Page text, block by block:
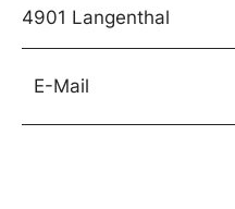
4901 Langenthal
E-Mail